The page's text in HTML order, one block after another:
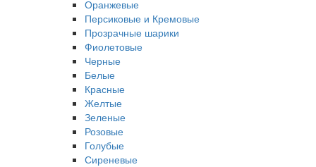
Оранжевые
Персиковые и Кремовые
Прозрачные шарики
Фиолетовые
Черные
Белые
Красные
Желтые
Зеленые
Розовые
Голубые
Сиреневые